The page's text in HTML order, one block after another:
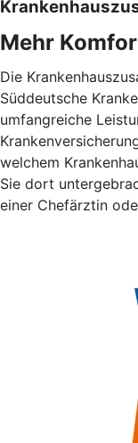
Mehr
Die
Süddeutsche
umfangreiche
welchem
Sie dort
einer Chefärztin